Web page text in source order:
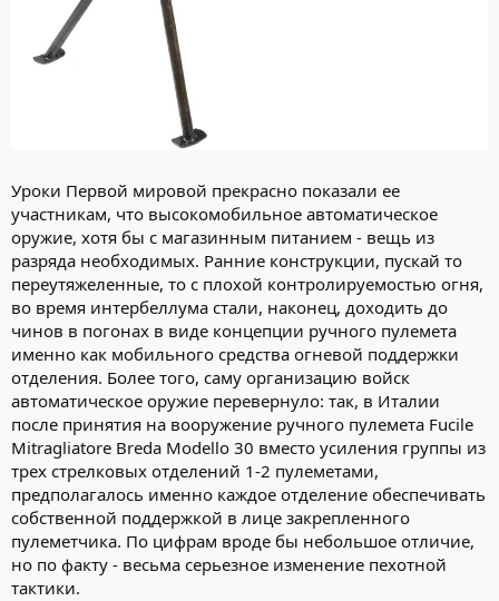
Уроки Первой мировой прекрасно показали ее
участникам, что высокомобильное автоматическое
оружие, хотя бы с магазинным питанием - вещь из
разряда необходимых. Ранние конструкции, пускай то
переутяжеленные, то с плохой контролируемостью огня,
во время интербеллума стали, наконец, доходить до
чинов в погонах в виде концепции ручного пулемета
именно как мобильного средства огневой поддержки
отделения. Более того, саму организацию войск
автоматическое оружие перевернуло: так, в Италии
после принятия на вооружение ручного пулемета Fucile
Mitragliatore Breda Modello 30 вместо усиления группы из
трех стрелковых отделений 1-2 пулеметами,
предполагалось именно каждое отделение обеспечивать
собственной поддержкой в лице закрепленного
пулеметчика. По цифрам вроде бы небольшое отличие,
но по факту - весьма серьезное изменение пехотной
тактики.